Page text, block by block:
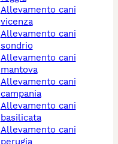
allevamento cani
vicenza
allevamento cani
sondrio
allevamento cani
mantova
allevamento cani
campania
allevamento cani
basilicata
allevamento cani